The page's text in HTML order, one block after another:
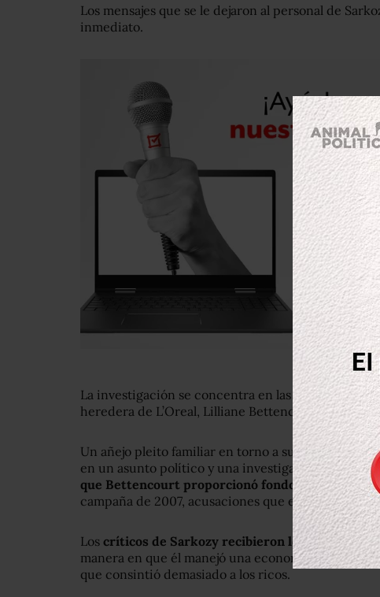
Los mensajes que se le dejaron al personal de
inmediato.
La investigación se concentra en lasfinanzas de la
heredera de L’Oreal, Lilliane Bettencourt.
Un añejo pleito familiar en torno a su fortuna se
en un asunto político y una investigación a
que Bettencourt proporcionó fondos ilegales al
campaña de 2007, acusaciones que el ex
Los críticos de Sarkozy recibieron los alegatos
manera en que él manejó una economía golpeada
que consintió demasiado a los ricos.